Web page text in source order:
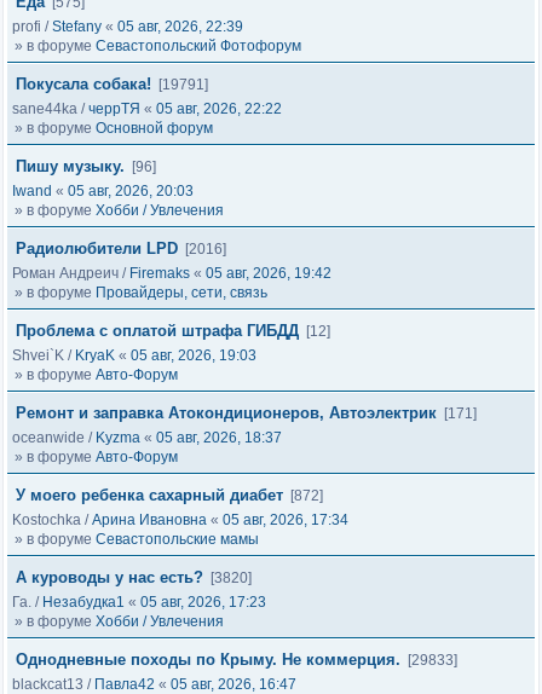
profi /Stefany « 05 авг, 2026, 22:39
» в форуме Севастопольский Фотофорум
Покусала собака!
[19791]
sane44ka /черрТЯ « 05 авг, 2026, 22:22
» в форуме Основной форум
Пишу музыку.
[96]
Iwand « 05 авг, 2026, 20:03
» в форуме Хобби / Увлечения
Радиолюбители LPD [2016]
Роман Андреич / Firemaks « 05 авг, 2026, 19:42
» в форуме Провайдеры, сети, связь
Проблема с оплатой штрафа ГИБДД [12]
Shvei`K / KryaK « 05 авг, 2026, 19:03
» в форуме Авто-Форум
Ремонт и заправка Атокондиционеров, Автоэлектрик [171]
oceanwide / Kyzma « 05 авг, 2026, 18:37
» в форуме Авто-Форум
У моего ребенка сахарный диабет [872]
Kostochka /Арина Ивановна « 05 авг, 2026, 17:34
» в форуме Севастопольские мамы
А куроводы у нас есть? [3820]
Га. / Незабудка1 « 05 авг, 2026, 17:23
» в форуме Хобби / Увлечения
Однодневные походы по Крыму. Не коммерция.
[29833]
blackcat13 / Павла42 « 05 авг, 2026, 16:47